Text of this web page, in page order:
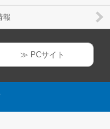
報
≫ PCサイト